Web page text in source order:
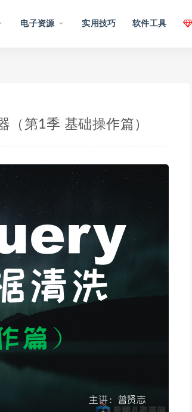
电子资源 实用技巧 软件工具
（第1季 基础操作篇）